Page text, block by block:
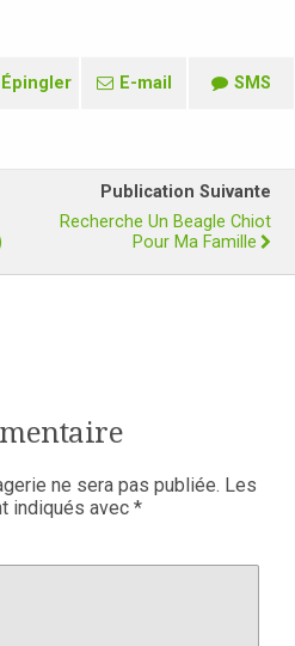
Épingler E-mail SMS
Publication Suivante
Recherche Un Beagle Chiot
Pour Ma Famille
ne sera pas publiée. Les
indiqués avec *